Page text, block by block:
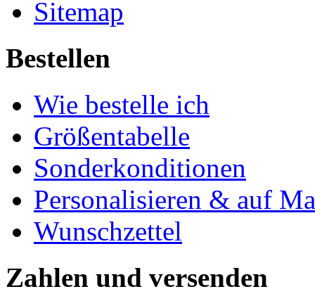
Sitemap
Bestellen
Wie bestelle ich
Größentabelle
Sonderkonditionen
Personalisieren & auf
Wunschzettel
Zahlen und versenden